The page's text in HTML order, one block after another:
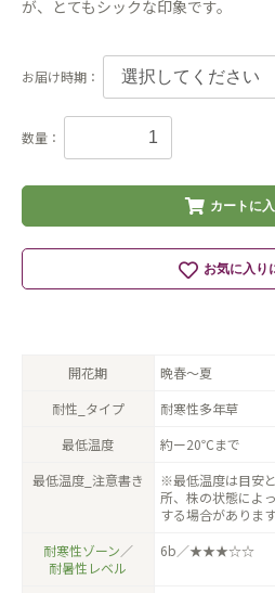
が、とてもシックな印象です。
お届け時期：
数量：
カートに
お気に入り
開花期
晩春〜夏
耐性_タイプ
耐寒性多年草
最低温度
約ー20℃まで
最低温度_注意書き
※最低温度は目安
所、株の状態によ
する場合があります
耐寒性ゾーン／
耐暑性レベル
6b／★★★☆☆